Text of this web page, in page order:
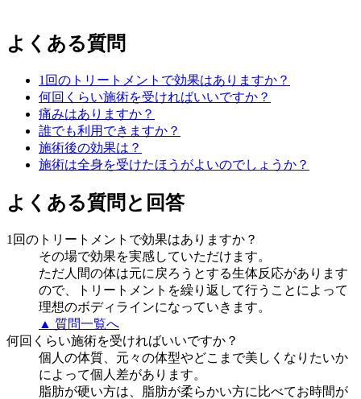
よくある質問
1回のトリートメントで効果はありますか？
何回くらい施術を受ければいいですか？
痛みはありますか？
誰でも利用できますか？
施術後の効果は？
施術は全身を受けたほうがよいのでしょうか？
よくある質問と回答
1回のトリートメントで効果はありますか？
その場で効果を実感していただけます。
ただ人間の体は元に戻ろうとする生体反応があります
ので、トリートメントを繰り返して行うことによって
理想のボディラインになっていきます。
▲ 質問一覧へ
何回くらい施術を受ければいいですか？
個人の体質、元々の体型やどこまで美しくなりたいか
によって個人差があります。
脂肪が硬い方は、脂肪が柔らかい方に比べてお時間が